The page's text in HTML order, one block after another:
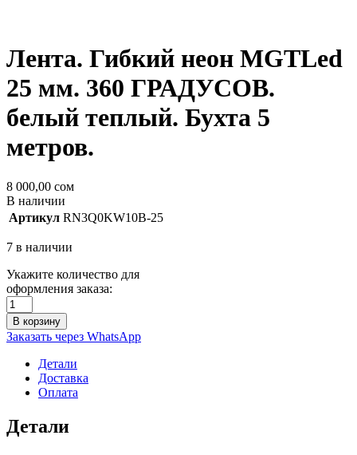
Лента. Гибкий неон MGTLed
25 мм. 360 ГРАДУСОВ.
белый теплый. Бухта 5
метров.
8 000,00 сом
В наличии
Артикул RN3Q0KW10B-25
7 в наличии
Укажите количество для
оформления заказа:
В корзину
Заказать через WhatsApp
Детали
Доставка
Оплата
Детали